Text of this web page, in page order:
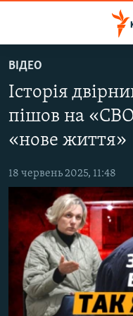
до
основного
матеріалу
до
навігації
пошуку
НОВИНИ
ВОДА.КРИМ
ВІДЕО ТА ФОТО
БЛОГИ
ПОГЛЯД
ІНТЕРВ'Ю
ВСЕ ЗА ДЕНЬ
СПЕЦПРОЕКТИ
ДЕПОРТАЦІЯ
ЯК ОБІЙТИ
ВІДЕО
Історія
пішов на
«нове життя»
18 червень 2025, 11:48
No media